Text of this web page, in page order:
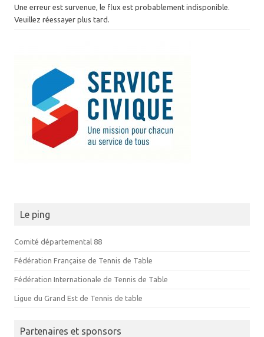
Une erreur est survenue, le flux est probablement indisponible.
Veuillez réessayer plus tard.
Le ping
Comité départemental 88
Fédération Française de Tennis de Table
Fédération Internationale de Tennis de Table
Ligue du Grand Est de Tennis de table
Partenaires et sponsors